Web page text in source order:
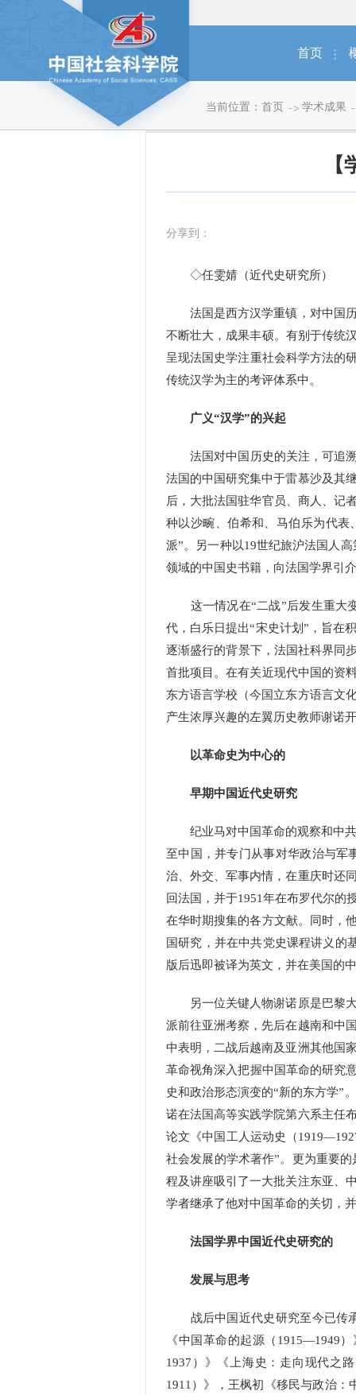
首页
当前位置： 首页 学术成果
分享到：
◇任雯婧（近代史研究所）
法国是西方汉学重镇，对中国历
不断壮大，成果丰硕。有别于传统
呈现法国史学注重社会科学方法的
传统汉学为主的考评体系中。
广义“汉学”的兴起
法国对中国历史的关注，可追溯
法国的中国研究集中于雷慕沙及其
后，大批法国驻华官员、商人、记
种以沙畹、伯希和、马伯乐为代
派”。另一种以19世纪旅沪法国人
领域的中国史书籍，向法国学界引
这一情况在“二战”后发生重大变
代，白乐日提出“宋史计划”，旨在
逐渐盛行的背景下，法国社科界同
首批项目。在有关近现代中国的资
东方语言学校（今国立东方语言文
产生浓厚兴趣的左翼历史教师谢诺
以革命史为中心的
早期中国近代史研究
纪业马对中国革命的观察和中共
至中国，并专门从事对华政治与军
治、外交、军事内情，在重庆时还
回法国，并于1951年在布罗代尔的
在华时期搜集的各方文献。同时，
国研究，并在中共党史课程讲义
版后迅即被译为英文，并在美国的
另一位关键人物谢诺原是巴黎大
派前往亚洲考察，先后在越南和中
中表明，二战后越南及亚洲其他国
革命视角深入把握中国革命的研究
史和政治形态演变的“新的东方学”
诺在法国高等实践学院第六系主任
论文《中国工人运动史（
社会发展的学术著作”。更为重要
程及讲座吸引了一大批关注东亚、
学者继承了他对中国革命的关切，
法国学界中国近代史研究的
发展与思考
战后中国近代史研究至今已传承
《中国革命的起源（1915—1949
1937）》《上海史：走向现代之
1911）》，王枫初《移民与政治